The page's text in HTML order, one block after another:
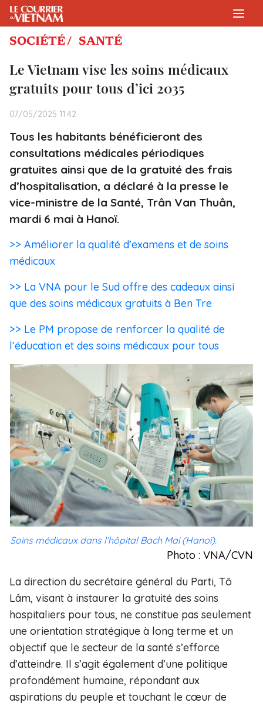
SOCIÉTÉ / SANTÉ
Le Vietnam vise les soins médicaux
gratuits pour tous d’ici 2035
07/05/2025 11:42
Tous les habitants bénéficieront des
consultations médicales périodiques
gratuites ainsi que de la gratuité des frais
d’hospitalisation, a déclaré à la presse le
vice-ministre de la Santé, Trân Van Thuân,
mardi 6 mai à Hanoï.
>> Améliorer la qualité d’examens et de soins
médicaux
>> La VNA pour le Sud offre des cadeaux ainsi
que des soins médicaux gratuits à Ben Tre
>> Le PM propose de renforcer la qualité de
l’éducation et des soins médicaux pour tous
Soins médicaux dans l'hôpital Bach Mai (Hanoï).
Photo : VNA/CVN
La direction du secrétaire général du Parti, Tô
Lâm, visant à instaurer la gratuité des soins
hospitaliers pour tous, ne constitue pas seulement
une orientation stratégique à long terme et un
objectif que le secteur de la santé s’efforce
d’atteindre. Il s’agit également d’une politique
profondément humaine, répondant aux
aspirations du peuple et touchant le cœur de